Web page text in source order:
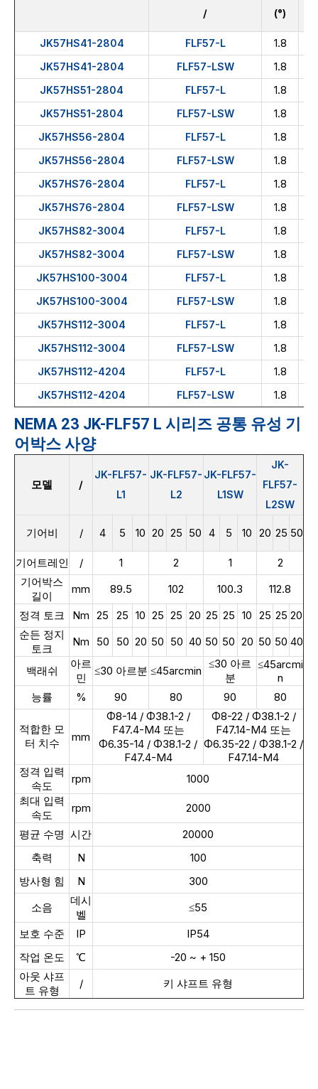
/
(°)
JK57HS41-2804 FLF57-L 1.8
JK57HS41-2804 FLF57-LSW 1.8
JK57HS51-2804 FLF57-L 1.8
JK57HS51-2804 FLF57-LSW 1.8
JK57HS56-2804 FLF57-L 1.8
JK57HS56-2804 FLF57-LSW 1.8
JK57HS76-2804 FLF57-L 1.8
JK57HS76-2804 FLF57-LSW 1.8
JK57HS82-3004 FLF57-L 1.8
JK57HS82-3004 FLF57-LSW 1.8
JK57HS100-3004 FLF57-L 1.8
JK57HS100-3004 FLF57-LSW 1.8
JK57HS112-3004 FLF57-L 1.8
JK57HS112-3004 FLF57-LSW 1.8
JK57HS112-4204 FLF57-L 1.8
JK57HS112-4204 FLF57-LSW 1.8
NEMA 23 JK-FLF57 L 시리즈 공통 유성 기
어박스 사양
모델 /
JK-FLF57-
L1
JK-FLF57-
L2
JK-FLF57-
L1SW
JK-
FLF57-
L2SW
기어비 / 4 5 10 20 25 50 4 5 10 20 25 50
기어트레인 / 1 2 1
2
기어박스
길이
mm 89.5 102 100.3
112.8
정격 토크
Nm 25 25 10 25 25 20 25 25 10 25 25 20
순든 정지
토크
Nm 50 50 20 50 50 40 50 50 20 50 50 40
백래쉬
아르
민
≤30 아르분 ≤45arcmin
≤30 아르
분
≤45arcmi
n
능률
% 90 80 90 80
적합한 모
터 치수
mm
Φ8-14 / Φ38.1-2 /
F47.4-M4 또는
Φ6.35-14 / Φ38.1-2 /
F47.4-M4
Φ8-22 / Φ38.1-2 /
F47.14-M4 또는
Φ6.35-22 / Φ38.1-2 /
F47.14-M4
정격 입력
속도
rpm
1000
최대 입력
속도
rpm
2000
평균 수명 시간
20000
축력
N
100
방사형 힘
N
300
소음
데시
벨
≤55
보호 수준
IP
IP54
작업 온도
℃
-20 ~ + 150
아웃 샤프
트 유형
/ 키 샤프트 유형